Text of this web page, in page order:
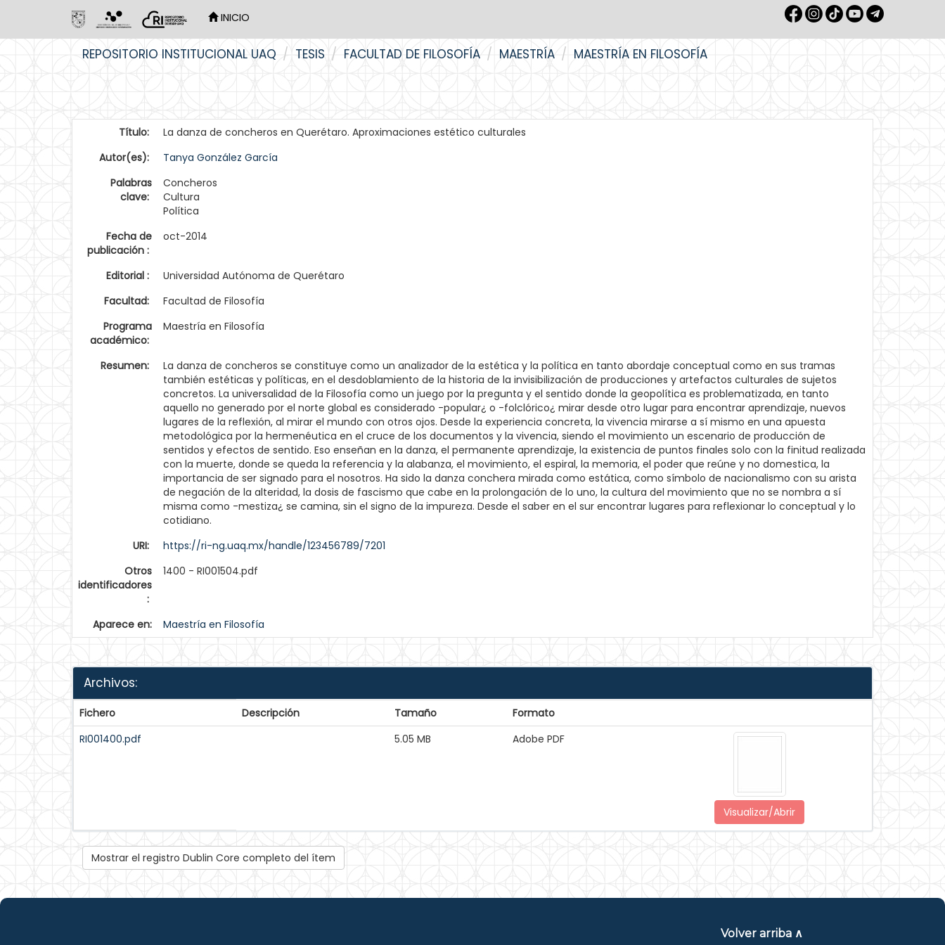
INICIO
REPOSITORIO INSTITUCIONAL UAQ TESIS FACULTAD DE FILOSOFÍA MAESTRÍA MAESTRÍA EN FILOSOFÍA
Título:
La danza de concheros en Querétaro. Aproximaciones estético culturales
Autor(es):
Tanya González García
Palabras
clave:
Concheros
Cultura
Política
Fecha de
publicación :
oct-2014
Editorial :
Universidad Autónoma de Querétaro
Facultad:
Facultad de Filosofía
Programa
académico:
Maestría en Filosofía
Resumen:
La danza de concheros se constituye como un analizador de la estética y la política en tanto abordaje conceptual como en sus tramas
también estéticas y políticas, en el desdoblamiento de la historia de la invisibilización de producciones y artefactos culturales de sujetos
concretos. La universalidad de la Filosofía como un juego por la pregunta y el sentido donde la geopolítica es problematizada, en tanto
aquello no generado por el norte global es considerado -popular¿ o -folclórico¿ mirar desde otro lugar para encontrar aprendizaje, nuevos
lugares de la reflexión, al mirar el mundo con otros ojos. Desde la experiencia concreta, la vivencia mirarse a sí mismo en una apuesta
metodológica por la hermenéutica en el cruce de los documentos y la vivencia, siendo el movimiento un escenario de producción de
sentidos y efectos de sentido. Eso enseñan en la danza, el permanente aprendizaje, la existencia de puntos finales solo con la finitud realizada
con la muerte, donde se queda la referencia y la alabanza, el movimiento, el espiral, la memoria, el poder que reúne y no domestica, la
importancia de ser signado para el nosotros. Ha sido la danza conchera mirada como estática, como símbolo de nacionalismo con su arista
de negación de la alteridad, la dosis de fascismo que cabe en la prolongación de lo uno, la cultura del movimiento que no se nombra a sí
misma como -mestiza¿ se camina, sin el signo de la impureza. Desde el saber en el sur encontrar lugares para reflexionar lo conceptual y lo
cotidiano.
URI:
https://ri-ng.uaq.mx/handle/123456789/7201
Otros
identificadores
:
1400 - RI001504.pdf
Aparece en: Maestría en Filosofía
Archivos:
Fichero Descripción Tamaño
Formato
RI001400.pdf
5.05 MB Adobe PDF
Visualizar/Abrir
Mostrar el registro Dublin Core completo del ítem
Volver arriba ∧